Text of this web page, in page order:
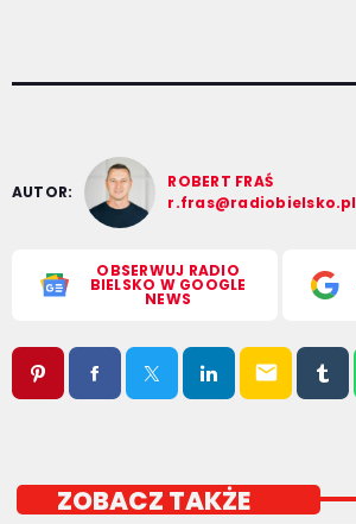
AUTOR:
ROBERT FRAŚ
r.fras@radiobielsko.pl
OBSERWUJ RADIO
BIELSKO W GOOGLE
NEWS
email
ZOBACZ TAKŻE